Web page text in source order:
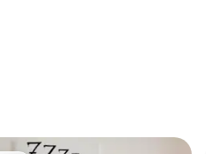
liczba recenzji: 161